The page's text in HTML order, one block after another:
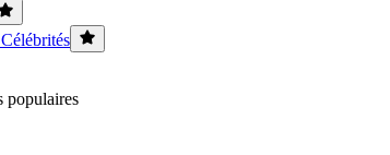
populaires